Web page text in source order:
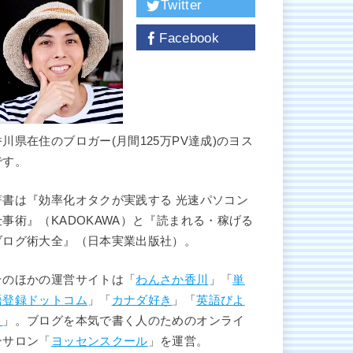
Twitter
Facebook
川県在住のブロガー(月間125万PV達成)のヨス
。
書は『効率化オタクが実践する 光速パソコン
事術』（KADOKAWA）と『読まれる・稼げる
ログ術大全』（日本実業出版社）。
のほかの運営サイトは「わんさか香川 」「単
登録ドットコム 」「 カナダ好き 」「英語びよ
」。ブログを本気で書く人のためのオンライ
ロン「 ヨッセンスクール 」を運営。